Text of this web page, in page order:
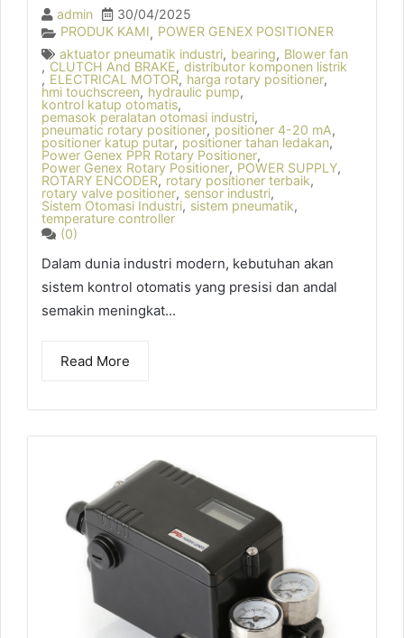
admin
30/04/2025
PRODUK KAMI, POWER GENEX POSITIONER
aktuator pneumatik industri, bearing, Blower fan
, CLUTCH And BRAKE, distributor komponen listrik
, ELECTRICAL MOTOR, harga rotary positioner,
hmi touchscreen, hydraulic pump,
kontrol katup otomatis,
pemasok peralatan otomasi industri,
pneumatic rotary positioner, positioner 4-20 mA,
positioner katup putar, positioner tahan ledakan,
Power Genex PPR Rotary Positioner,
Power Genex Rotary Positioner, POWER SUPPLY,
ROTARY ENCODER, rotary positioner terbaik,
rotary valve positioner, sensor industri,
Sistem Otomasi Industri, sistem pneumatik,
temperature controller
(0)
Dalam dunia industri modern, kebutuhan akan
sistem kontrol otomatis yang presisi dan andal
semakin meningkat...
Read More